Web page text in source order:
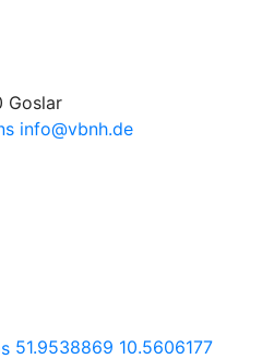
Goslar
info@vbnh.de
51.9538869 10.5606177